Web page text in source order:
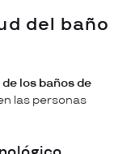
del baño
los baños de
las personas